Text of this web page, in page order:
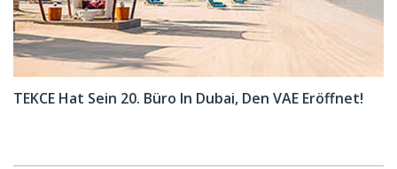
TEKCE Hat Sein 20. Büro In Dubai, Den VAE Eröffnet!